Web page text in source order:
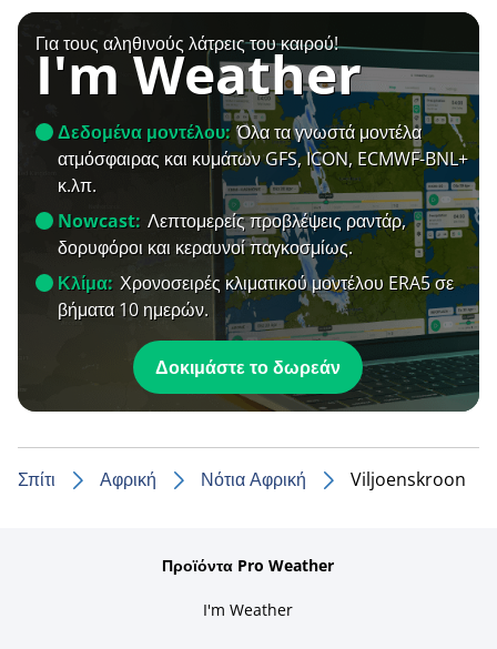
Για τους αληθινούς λάτρεις του καιρού!
I'm Weather
Δεδομένα μοντέλου: Όλα τα γνωστά μοντέλα
ατμόσφαιρας και κυμάτων GFS, ICON, ECMWF-BNL+
κ.λπ.
Nowcast: Λεπτομερείς προβλέψεις ραντάρ,
δορυφόροι και κεραυνοί παγκοσμίως.
Κλίμα: Χρονοσειρές κλιματικού μοντέλου ERA5 σε
βήματα 10 ημερών.
Δοκιμάστε το δωρεάν
Σπίτι Αφρική Νότια Αφρική Viljoenskroon
Προϊόντα Pro Weather
I'm Weather